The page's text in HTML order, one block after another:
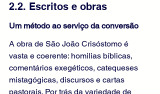
2.2. Escritos e obras
Um método ao serviço da conversão
A obra de São João Crisóstomo é
vasta e coerente: homilias bíblicas,
comentários exegéticos, catequeses
mistagógicas, discursos e cartas
pastorais. Por trás da variedade de